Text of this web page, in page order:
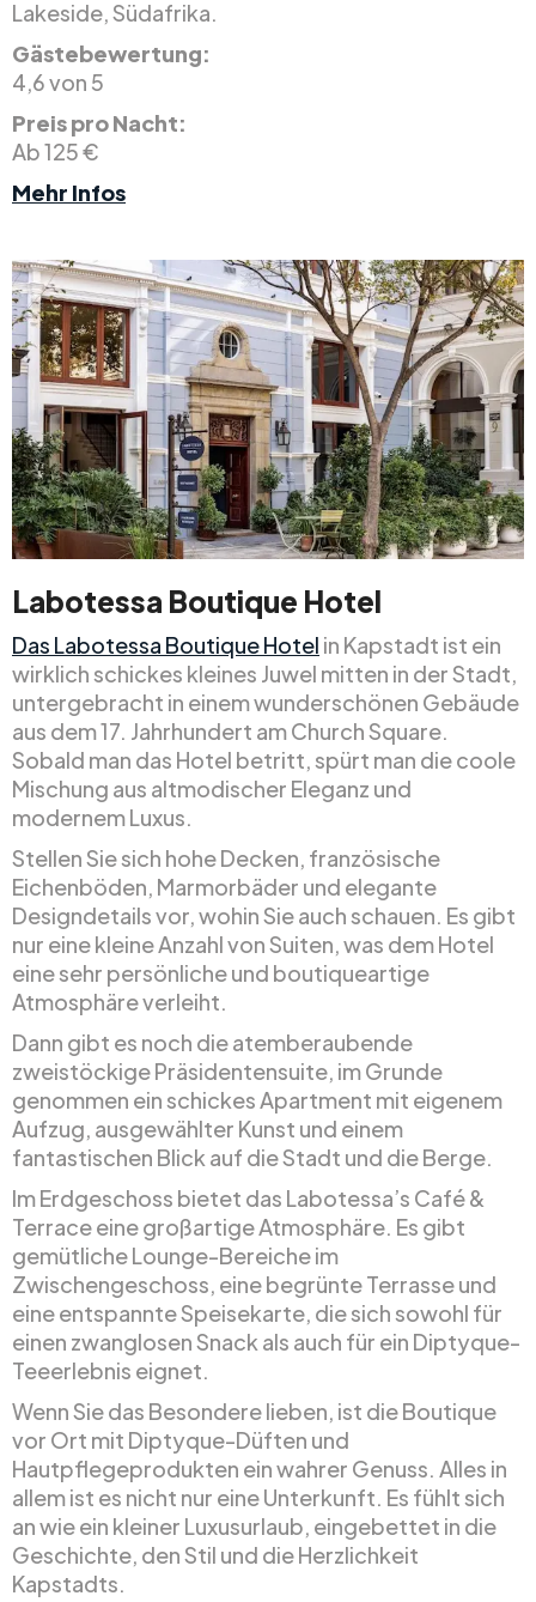
Lakeside, Südafrika.
Gästebewertung:
4,6 von 5
Preis pro Nacht:
Ab 125 €
Mehr Infos
Labotessa Boutique Hotel
Das Labotessa Boutique Hotel in Kapstadt ist ein
wirklich schickes kleines Juwel mitten in der Stadt,
untergebracht in einem wunderschönen Gebäude
aus dem 17. Jahrhundert am Church Square.
Sobald man das Hotel betritt, spürt man die coole
Mischung aus altmodischer Eleganz und
modernem Luxus.
Stellen Sie sich hohe Decken, französische
Eichenböden, Marmorbäder und elegante
Designdetails vor, wohin Sie auch schauen. Es gibt
nur eine kleine Anzahl von Suiten, was dem Hotel
eine sehr persönliche und boutiqueartige
Atmosphäre verleiht.
Dann gibt es noch die atemberaubende
zweistöckige Präsidentensuite, im Grunde
genommen ein schickes Apartment mit eigenem
Aufzug, ausgewählter Kunst und einem
fantastischen Blick auf die Stadt und die Berge.
Im Erdgeschoss bietet das Labotessa’s Café &
Terrace eine großartige Atmosphäre. Es gibt
gemütliche Lounge-Bereiche im
Zwischengeschoss, eine begrünte Terrasse und
eine entspannte Speisekarte, die sich sowohl für
einen zwanglosen Snack als auch für ein Diptyque-
Teeerlebnis eignet.
Wenn Sie das Besondere lieben, ist die Boutique
vor Ort mit Diptyque-Düften und
Hautpflegeprodukten ein wahrer Genuss. Alles in
allem ist es nicht nur eine Unterkunft. Es fühlt sich
an wie ein kleiner Luxusurlaub, eingebettet in die
Geschichte, den Stil und die Herzlichkeit
Kapstadts.